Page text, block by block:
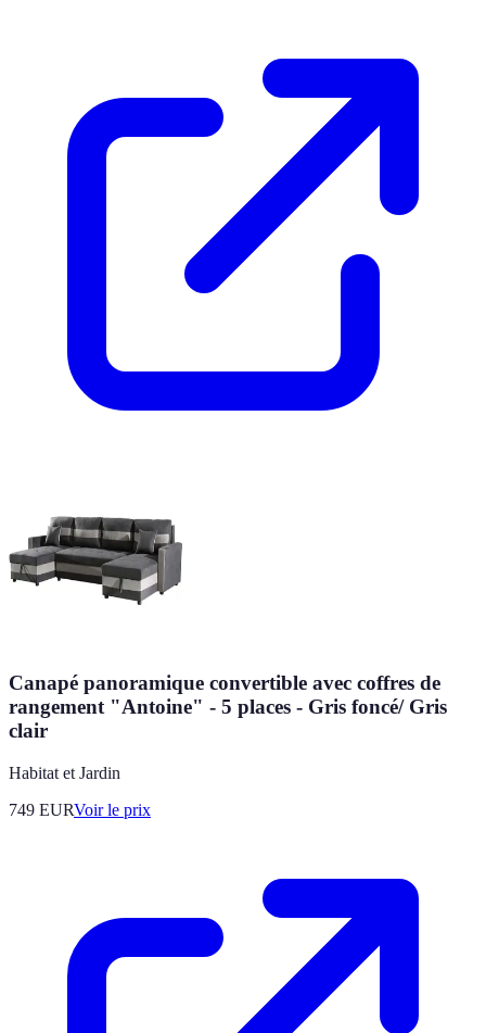
Canapé panoramique convertible avec coffres de
rangement "Antoine" - 5 places - Gris foncé/ Gris
clair
Habitat et Jardin
749 EURVoir le prix